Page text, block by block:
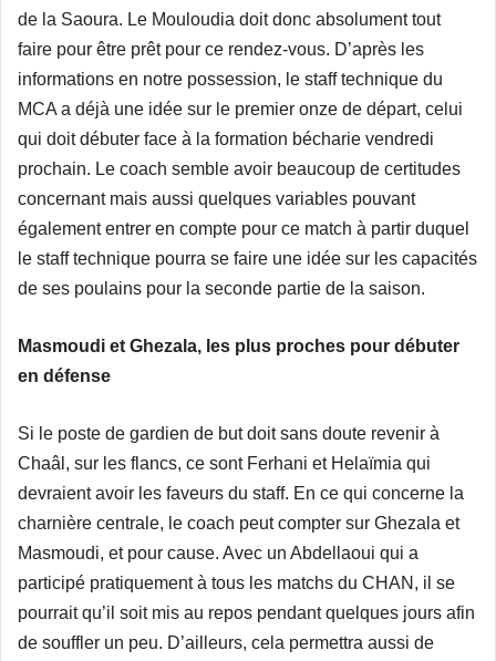
de la Saoura. Le Mouloudia doit donc absolument tout
faire pour être prêt pour ce rendez-vous. D’après les
informations en notre possession, le staff technique du
MCA a déjà une idée sur le premier onze de départ, celui
qui doit débuter face à la formation bécharie vendredi
prochain. Le coach semble avoir beaucoup de certitudes
concernant mais aussi quelques variables pouvant
également entrer en compte pour ce match à partir duquel
le staff technique pourra se faire une idée sur les capacités
de ses poulains pour la seconde partie de la saison.
Masmoudi et Ghezala, les plus proches pour débuter
en défense
Si le poste de gardien de but doit sans doute revenir à
Chaâl, sur les flancs, ce sont Ferhani et Helaïmia qui
devraient avoir les faveurs du staff. En ce qui concerne la
charnière centrale, le coach peut compter sur Ghezala et
Masmoudi, et pour cause. Avec un Abdellaoui qui a
participé pratiquement à tous les matchs du CHAN, il se
pourrait qu’il soit mis au repos pendant quelques jours afin
de souffler un peu. D’ailleurs, cela permettra aussi de